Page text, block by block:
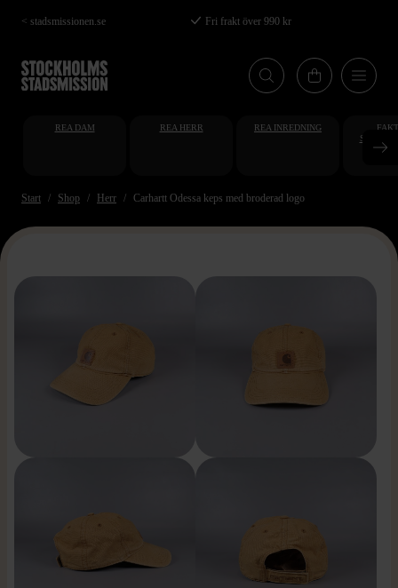
Hoppa
till
huvudinnehåll
< stadsmissionen.se Fri frakt över 990 kr
REA DAM REA HERR REA INREDNING
Start Shop Herr Carhartt Odessa keps med broderad logo